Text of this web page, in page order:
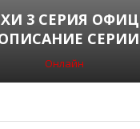
3 СЕРИЯ
Онлайн